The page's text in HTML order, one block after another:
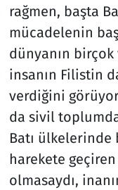
rağmen, başta
mücadelenin
dünyanın
insanın Filistin
verdiğini
da sivil
Batı ülkelerinde
harekete
olmasaydı,